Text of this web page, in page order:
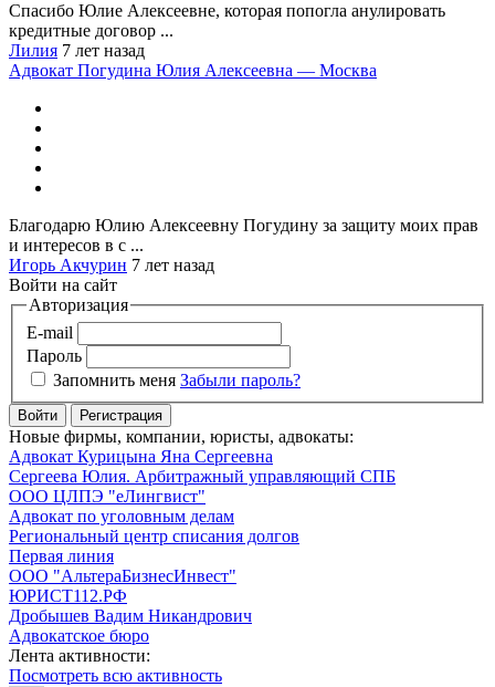
Спасибо Юлие Алексеевне, которая попогла анулировать
кредитные договор ...
Лилия 7 лет назад
Адвокат Погудина Юлия Алексеевна — Москва
Благодарю Юлию Алексеевну Погудину за защиту моих прав
и интересов в с ...
Игорь Акчурин 7 лет назад
Войти на сайт
Авторизация
E-mail
Пароль
Запомнить меня Забыли пароль?
Войти Регистрация
Новые фирмы, компании, юристы, адвокаты:
Адвокат Курицына Яна Сергеевна
Сергеева Юлия. Арбитражный управляющий СПБ
ООО ЦЛПЭ "еЛингвист"
Адвокат по уголовным делам
Региональный центр списания долгов
Первая линия
ООО "АльтераБизнесИнвест"
ЮРИСТ112.РФ
Дробышев Вадим Никандрович
Адвокатское бюро
Лента активности:
Посмотреть всю активность